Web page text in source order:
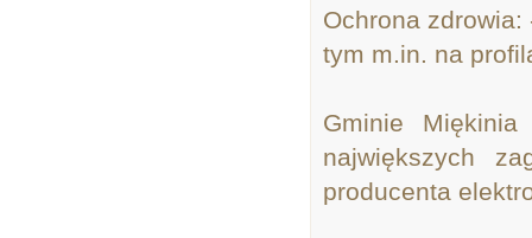
Ochrona
tym m.in. na
Gminie
największych
producenta